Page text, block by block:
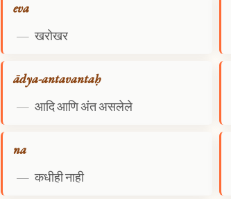
eva
— खरोखर
ādya-antavantaḥ
— आदि आणि अंत असलेले
na
— कधीही नाही